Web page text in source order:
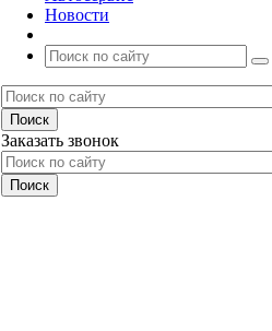
Новости
Заказать звонок